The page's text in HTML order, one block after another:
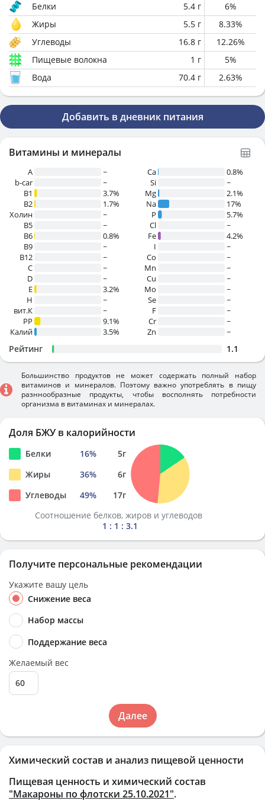
Химический состав и анализ пищевой ценности
Пищевая ценность и химический состав
"Макароны по флотски 25.10.2021".
Белки
5.4 г 6%
Жиры
5.5 г 8.33%
Углеводы
16.8 г 12.26%
Пищевые волокна
1 г 5%
Вода
70.4 г 2.63%
Добавить в дневник питания
Витамины и минералы
A
~
b-car
~
В1
3.7%
B2
1.7%
Холин
~
B5
~
B6
0.8%
B9
~
B12
~
C
~
D
~
E
3.2%
H
~
вит.К
~
PP
9.1%
Калий
3.5%
Ca
0.8%
Si
~
Mg
2.1%
Na
17%
P
5.7%
Cl
~
Fe
4.2%
I
~
Co
~
Mn
~
Cu
~
Mo
~
Se
~
F
~
Cr
~
Zn
~
Рейтинг 1.1
Большинство продуктов не может содержать полный набор
витаминов и минералов. Поэтому важно употреблять в пищу
разннообразные продукты, чтобы восполнять потребности
организма в витаминах и минералах.
Доля БЖУ в калорийности
Белки 16% 5г
Жиры
36% 6г
Углеводы
49% 17г
Соотношение белков, жиров и углеводов
1 : 1 : 3.1
Получите персональные рекомендации
Укажите вашу цель
Снижение веса
Набор массы
Поддержание веса
Желаемый вес
Далее